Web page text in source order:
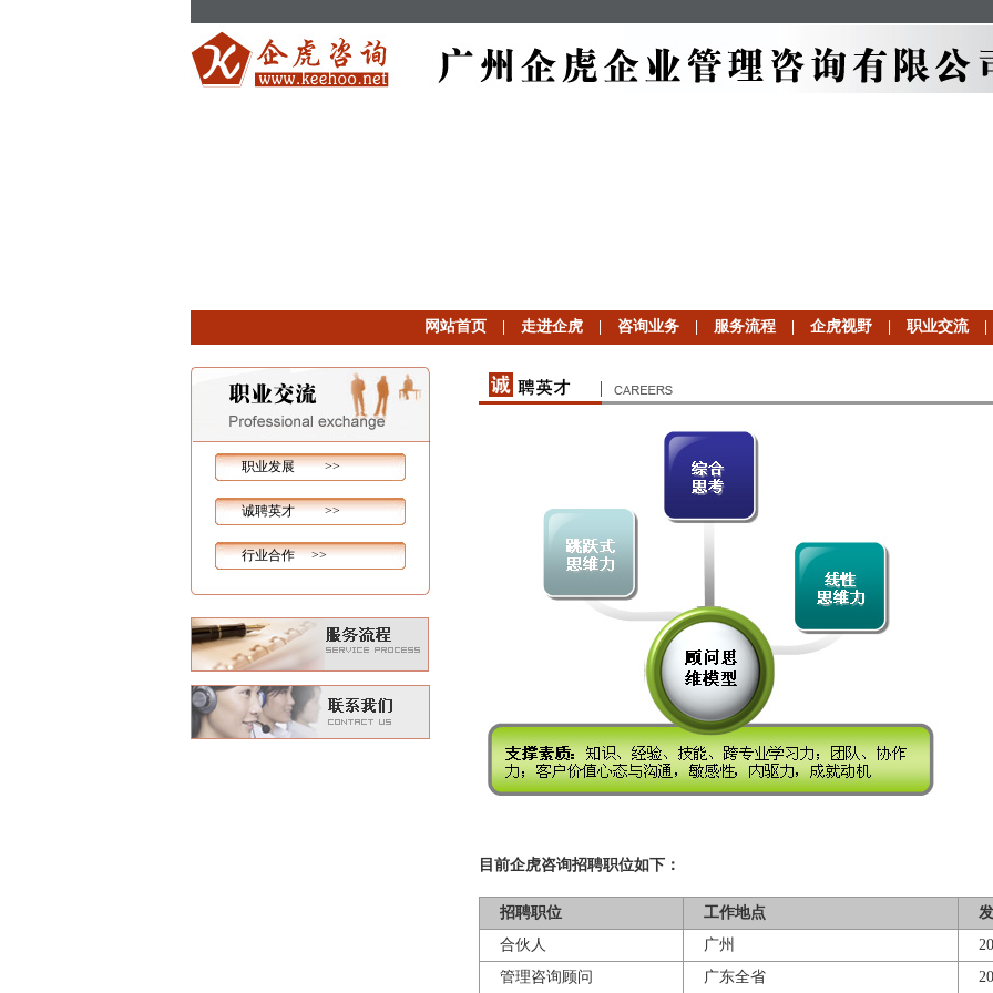
网站首页 走进企虎 咨询业务 服务流程 企虎视野 职业交流
职业发展 >>
诚聘英才 >>
行业合作 >>
目前企虎咨询招聘职位如下：
招聘职位 工作地点
发
合伙人
广州
管理咨询顾问
广东全省